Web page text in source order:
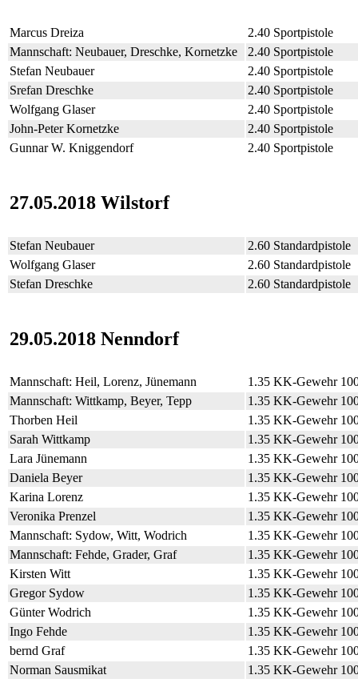
Marcus Dreiza
2.40 Sportpistole
Mannschaft: Neubauer, Dreschke, Kornetzke
2.40 Sportpistole
Stefan Neubauer
2.40 Sportpistole
Srefan Dreschke
2.40 Sportpistole
Wolfgang Glaser
2.40 Sportpistole
John-Peter Kornetzke
2.40 Sportpistole
Gunnar W. Kniggendorf
2.40 Sportpistole
27.05.2018 Wilstorf
Stefan Neubauer
2.60 Standardpistole
Wolfgang Glaser
2.60 Standardpistole
Stefan Dreschke
2.60 Standardpistole
29.05.2018 Nenndorf
Mannschaft: Heil, Lorenz, Jünemann
1.35 KK-Gewehr
Mannschaft: Wittkamp, Beyer, Tepp
1.35 KK-Gewehr
Thorben Heil
1.35 KK-Gewehr
Sarah Wittkamp
1.35 KK-Gewehr
Lara Jünemann
1.35 KK-Gewehr
Daniela Beyer
1.35 KK-Gewehr
Karina Lorenz
1.35 KK-Gewehr
Veronika Prenzel
1.35 KK-Gewehr
Mannschaft: Sydow, Witt, Wodrich
1.35 KK-Gewehr
Mannschaft: Fehde, Grader, Graf
1.35 KK-Gewehr
Kirsten Witt
1.35 KK-Gewehr
Gregor Sydow
1.35 KK-Gewehr
Günter Wodrich
1.35 KK-Gewehr
Ingo Fehde
1.35 KK-Gewehr
bernd Graf
1.35 KK-Gewehr
Norman Sausmikat
1.35 KK-Gewehr